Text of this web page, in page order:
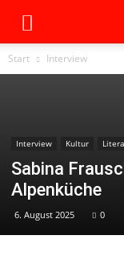
Start Interview
Interview Kultur
Sabina
Alpenküche
6. August 2025 0